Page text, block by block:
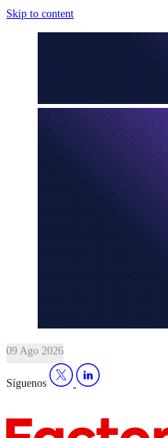
Skip to content
09 Ago 2026
Síguenos